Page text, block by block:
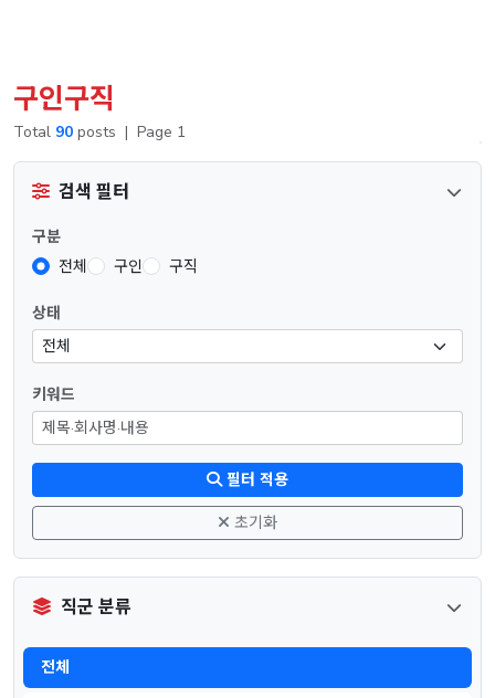
구인구직
Total 90 posts | Page 1
검색 필터
구분
전체
구인 구직
상태
키워드
필터 적용
초기화
직군 분류
전체